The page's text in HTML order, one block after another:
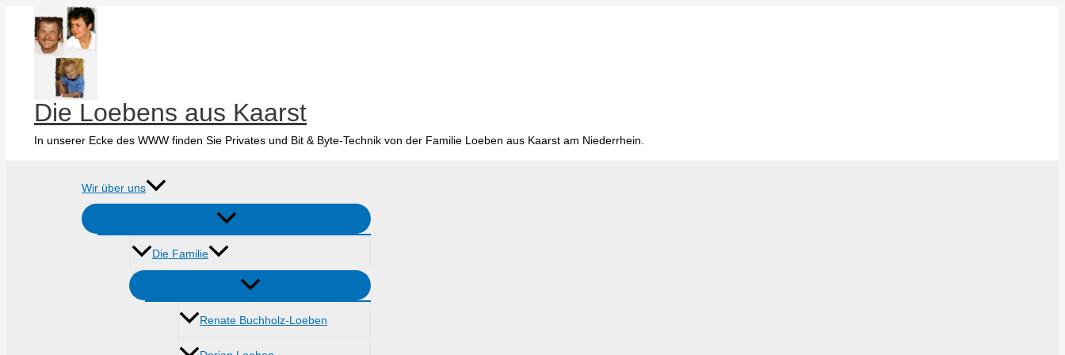
springen
Die Loebens aus Kaarst
In unserer Ecke des WWW finden Sie Privates und Bit & Byte-Technik von der Familie Loeben aus Kaarst am Niederrhein.
Wir über uns
Die Familie
Renate Buchholz-Loeben